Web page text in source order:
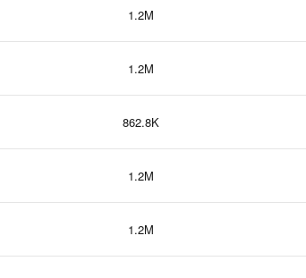
1.2M
1.2M
862.8K
1.2M
1.2M